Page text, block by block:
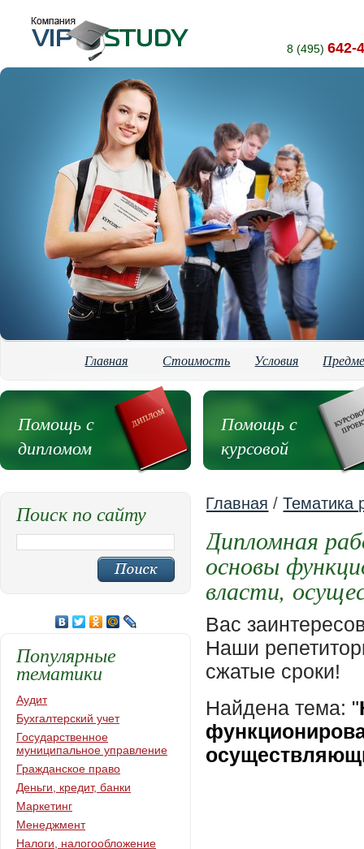
8 (495) 642-
Главная Стоимость Условия
Помощь с
дипломом
Помощь с
курсовой
Главная /Тематика
Дипломная
основы
власти,
Вас
Наши
сжатые сроки!
Найдена тема: "
Поиск по сайту
Популярные
тематики
Аудит
Бухгалтерский учет
Государственное
муниципальное управление
Гражданское право
Деньги, кредит, банки
Маркетинг
Менеджмент
Налоги, налогообложение